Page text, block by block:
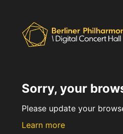
Sorry, your
Please update your
Learn more